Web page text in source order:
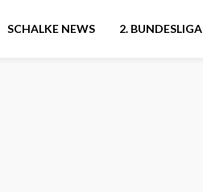
SCHALKE NEWS 2. BUNDESLIGA